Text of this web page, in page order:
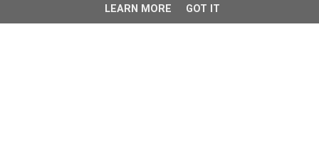
LEARN MORE GOT IT